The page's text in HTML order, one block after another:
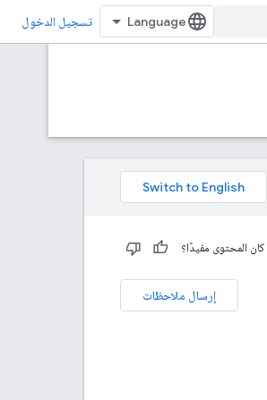
تسجيل الدخول
المحتوى مفيدًا؟
إرسال ملاحظات